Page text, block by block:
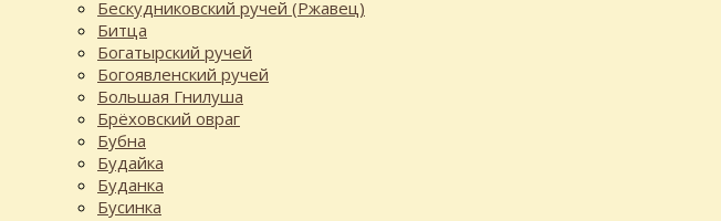
Бескудниковский ручей (Ржавец)
Битца
Богатырский ручей
Богоявленский ручей
Большая Гнилуша
Брёховский овраг
Бубна
Будайка
Буданка
Бусинка